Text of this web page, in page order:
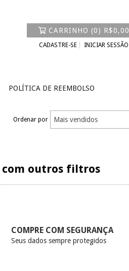
CARRINHO (0) R$0,00
CADASTRE-SE INICIAR SESSÃO
POLÍTICA DE REEMBOLSO
Ordenar por
com outros filtros
COMPRE COM SEGURANÇA
Seus dados sempre protegidos